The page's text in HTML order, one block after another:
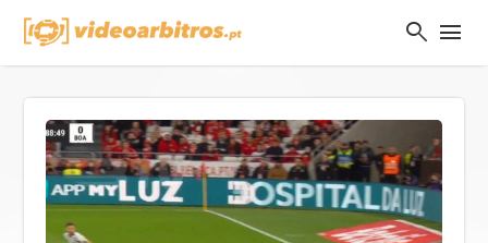
search menu